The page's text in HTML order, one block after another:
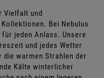
Vielfalt und
Bei Nebulus
jeden Anlass. Unsere
und jedes Wetter
warmen Strahlen der
Kälte winterlicher